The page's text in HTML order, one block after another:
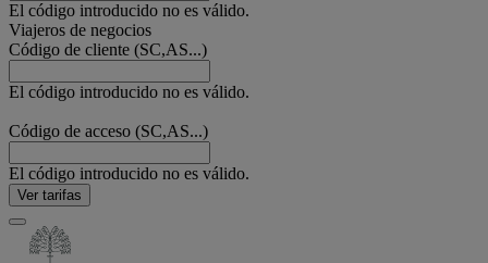
El código introducido no es válido.
Viajeros de negocios
Código de cliente (SC,AS...)
El código introducido no es válido.
Código de acceso (SC,AS...)
El código introducido no es válido.
Ver tarifas